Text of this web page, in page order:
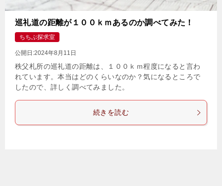
巡礼道の距離が１００ｋｍあるのか調べてみた！
ちちぶ探求室
公開日:2024年8月11日
秩父札所の巡礼道の距離は、１００ｋｍ程度になると言わ
れています。本当はどのくらいなのか？気になるところで
したので、詳しく調べてみました。
続きを読む